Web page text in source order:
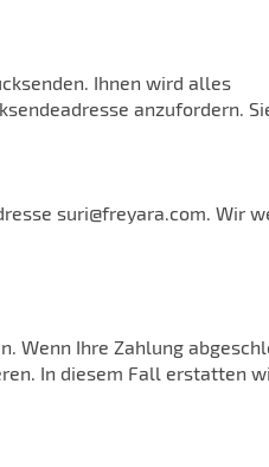
Ihnen wird alles
anzufordern.
suri@freyara.com. Wir
Wenn Ihre Zahlung
In diesem Fall erstatten